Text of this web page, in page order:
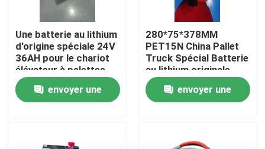
batterie au lithium de chariot élévateur
Lithium électrique Ion Battery de chariot élévateur
Batterie de chariot élévateur au lithium-ion de 48 volts
Batterie de camion de palette
Une batterie au lithium
d'origine spéciale 24V
36AH pour le chariot
élévateur à palettes
PET15N
envoyer une
280*75*378MM
PET15N China Pallet
Truck Spécial Batterie
au lithium originale
24V 36AH
envoyer une